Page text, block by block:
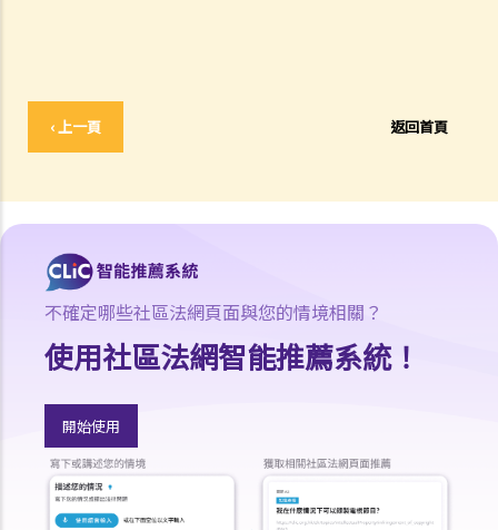
‹ 上一頁 返回首頁
不確定哪些社區法網頁面與您的情境相關？
使用社區法網智能推薦系統！
開始使用